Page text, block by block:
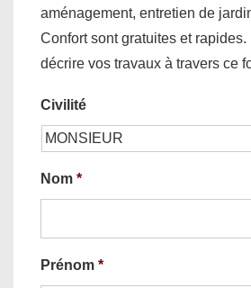
aménagement, entretien de
Confort sont gratuites et rapides.
décrire vos travaux à travers ce
Civilité
Nom *
Prénom *